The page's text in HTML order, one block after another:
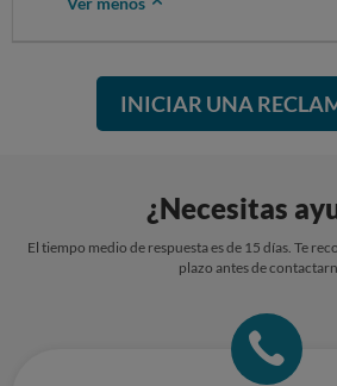
INICIAR UNA
¿Necesitas
El tiempo medio de respuesta es de 15 días. Te
plazo antes de